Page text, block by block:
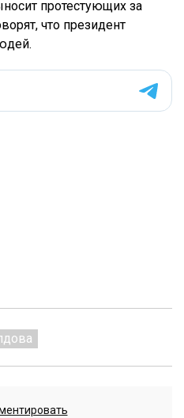
протестующих за
что президент